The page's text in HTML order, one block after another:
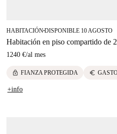
HABITACIÓN■DISPONIBLE 10 AGOSTO
Habitación en piso compartido de
1240 €/al mes
lock FIANZA PROTEGIDA euro
+info